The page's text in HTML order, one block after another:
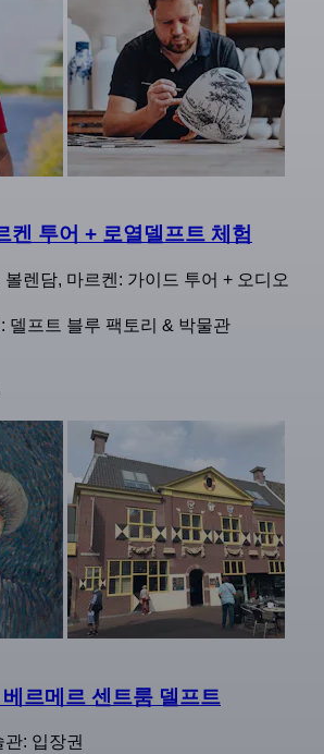
켄 투어 + 로열델프트 체험
볼렌담, 마르켄: 가이드 투어 + 오디오
델프트 블루 팩토리 & 박물관
르메르 센트룸 델프트
: 입장권